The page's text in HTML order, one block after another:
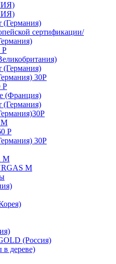
(Германия)
сертификации/
P
(Германия)
30Р
P
(Франция)
(Германия)
P
30Р
M
M
(Россия)
дереве)